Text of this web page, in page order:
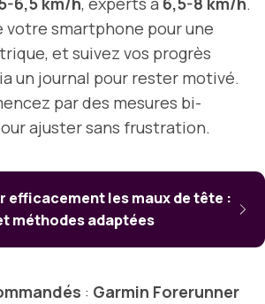
votre smartphone pour une
et suivez vos progrès
un journal pour rester motivé.
par des mesures bi-
ajuster sans frustration.
efficacement les maux de tête :
méthodes adaptées
: Garmin Forerunner